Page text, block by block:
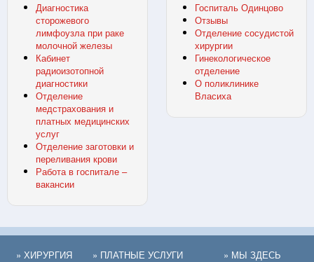
Диагностика
сторожевого
лимфоузла при раке
молочной железы
Кабинет
радиоизотопной
диагностики
Отделение
медстрахования и
платных медицинских
услуг
Отделение заготовки и
переливания крови
Работа в госпитале –
вакансии
Госпиталь Одинцово
Отзывы
Отделение сосудистой
хирургии
Гинекологическое
отделение
О поликлинике
Власиха
» ХИРУРГИЯ
» ПЛАТНЫЕ УСЛУГИ
» МЫ ЗДЕСЬ